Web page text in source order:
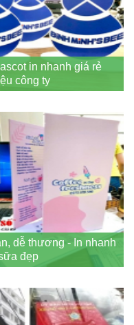
in nhanh giá rẻ
công ty
dễ thương - In nhanh
đẹp